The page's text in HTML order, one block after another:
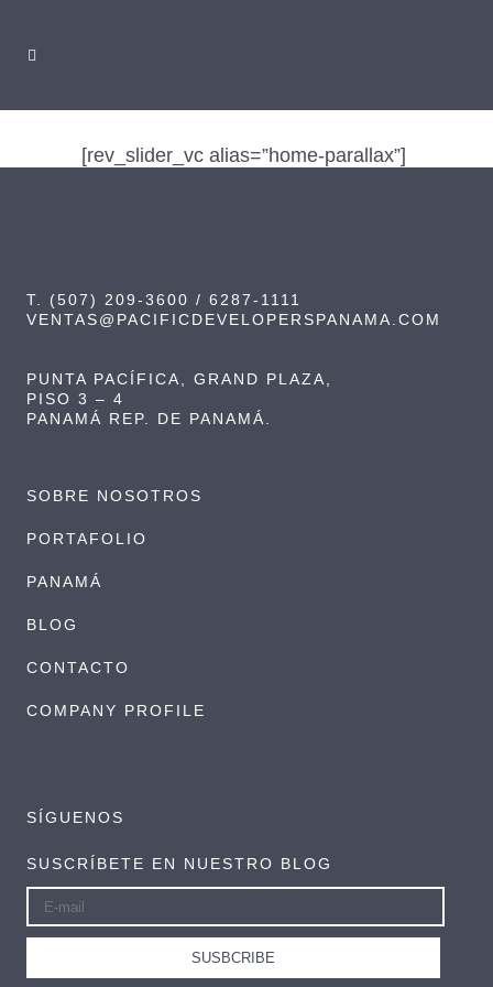
[rev_slider_vc alias=”home-parallax”]
T. (507) 209-3600 / 6287-1111
VENTAS@PACIFICDEVELOPERSPANAMA.COM
PUNTA PACÍFICA, GRAND PLAZA,
PISO 3 – 4
PANAMÁ REP. DE PANAMÁ.
SOBRE NOSOTROS
PORTAFOLIO
PANAMÁ
BLOG
CONTACTO
COMPANY PROFILE
SÍGUENOS
SUSCRÍBETE EN NUESTRO BLOG